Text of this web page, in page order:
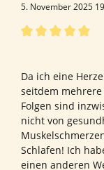
5. November 2025
Da ich eine
seitdem
Folgen sind
nicht von
Schlafen! Ich
einen anderen